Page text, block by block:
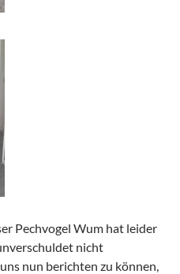
Pechvogel Wum hat leider
nicht
nun berichten zu können,